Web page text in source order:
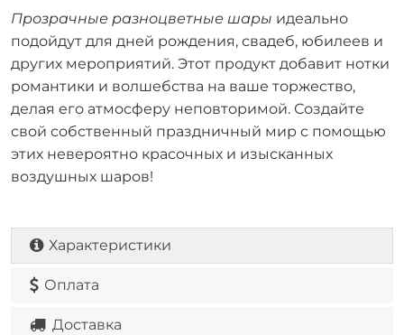
Прозрачные разноцветные шары идеально
подойдут для дней рождения, свадеб, юбилеев и
других мероприятий. Этот продукт добавит нотки
романтики и волшебства на ваше торжество,
делая его атмосферу неповторимой. Создайте
свой собственный праздничный мир с помощью
этих невероятно красочных и изысканных
воздушных шаров!
Характеристики
Оплата
Доставка